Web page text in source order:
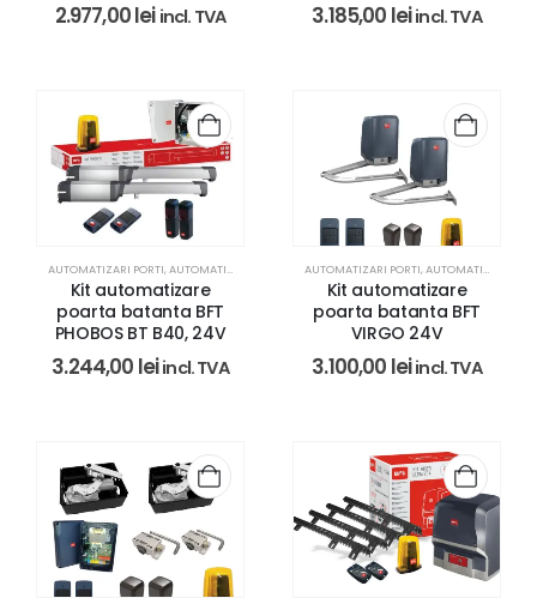
2.977,00lei incl. TVA 3.185,00 leiincl. TVA
AUTOMATIZARI PORTI,AUTOMATIZARI PORTI BFT ,REZIDENTIAL
Kit automatizare
poarta batanta BFT
PHOBOS BT B40, 24V
3.244,00 leiincl. TVA
AUTOMATIZARI PORTI,AUTOMATIZARI PORTI BFT
Kit automatizare
poarta batanta BFT
VIRGO 24V
3.100,00 leiincl. TVA